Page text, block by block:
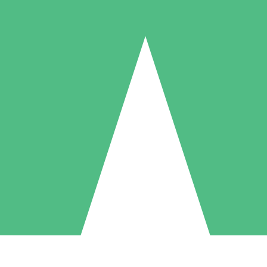
Packs de Crédits Individuels
à l'utilisation avec des crédits de téléchargement. Sans engagement
5 Téléchargements
US$